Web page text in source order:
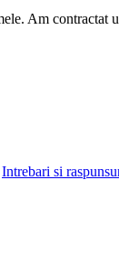
Am
Intrebari si